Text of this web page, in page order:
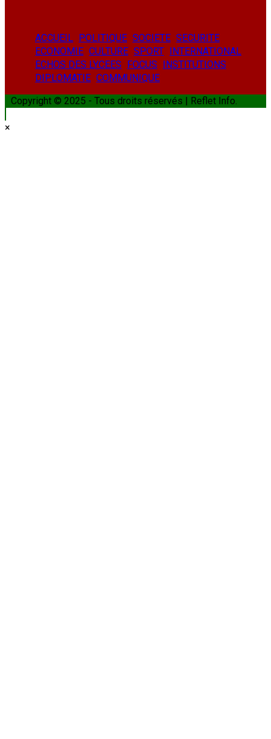
ACCUEIL POLITIQUE SOCIETE SECURITE
ECONOMIE CULTURE SPORT INTERNATIONAL
ECHOS DES LYCEES FOCUS INSTITUTIONS
DIPLOMATIE COMMUNIQUE
Copyright © 2025 - Tous droits réservés | Reflet Info.
×